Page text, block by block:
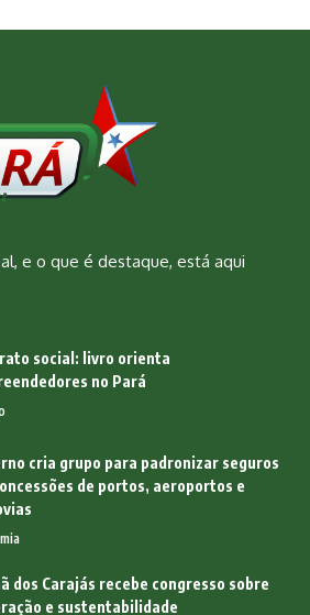
e o que é destaque, está aqui
social: livro orienta
no Pará
cria grupo para padronizar seguros
de portos, aeroportos e
dos Carajás recebe congresso sobre
e sustentabilidade